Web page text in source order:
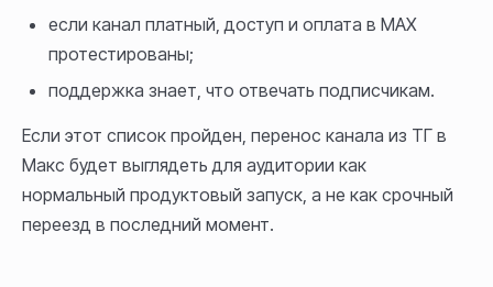
если канал платный, доступ и оплата в MAX
протестированы;
поддержка знает, что отвечать подписчикам.
Если этот список пройден, перенос канала из ТГ в
Макс будет выглядеть для аудитории как
нормальный продуктовый запуск, а не как срочный
переезд в последний момент.